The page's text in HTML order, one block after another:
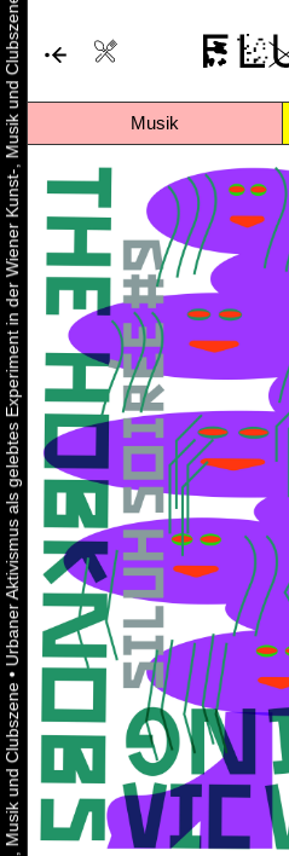
Musik
•
Urbaner Aktivismus als gelebtes Experiment in der Wiener Kunst-, Musik und Clubszene